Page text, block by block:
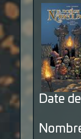
Date